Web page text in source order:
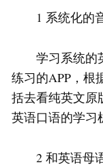
1 系统化的音
学习系统的英
练习的APP，根
括去看纯英文原
英语口语的学习
2 和英语母